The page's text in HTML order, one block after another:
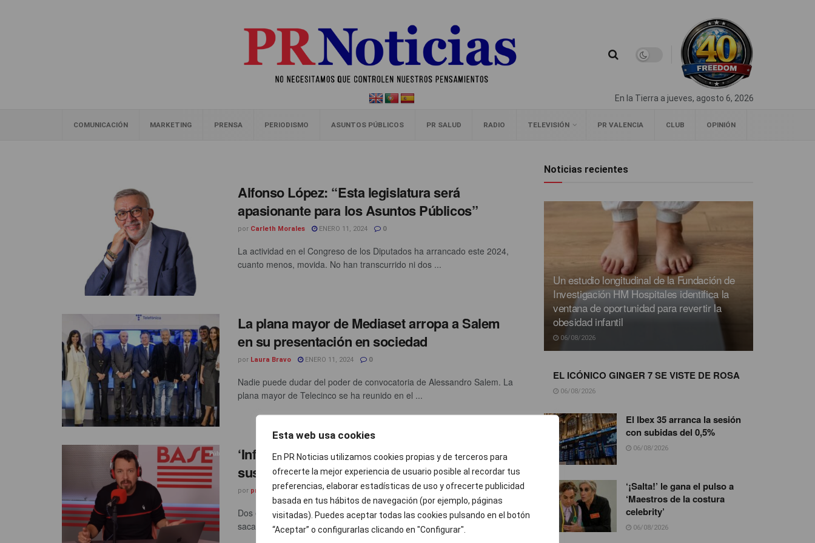
Esta web usa cookies
En PR Noticias utilizamos cookies propias y de terceros para
ofrecerte la mejor experiencia de usuario posible al recordar tus
preferencias, elaborar estadísticas de uso y ofrecerte publicidad
basada en tus hábitos de navegación (por ejemplo, páginas
visitadas). Puedes aceptar todas las cookies pulsando en el botón
“Aceptar” o configurarlas clicando en "Configurar".
En la Tierra a jueves, agosto 6, 2026
COMUNICACIÓN MARKETING PRENSA PERIODISMO ASUNTOS PÚBLICOS PR SALUD RADIO TELEVISIÓN PR VALENCIA CLUB OPINIÓN
Alfonso López: “Esta legislatura será
apasionante para los Asuntos Públicos”
por Carleth Morales ENERO 11, 2024 0
La actividad en el Congreso de los Diputados ha arrancado este 2024,
cuanto menos, movida. No han transcurrido ni dos ...
La plana mayor de Mediaset arropa a Salem
en su presentación en sociedad
por Laura Bravo ENERO 11, 2024 0
Nadie puede dudar del poder de convocatoria de Alessandro Salem. La
plana mayor de Telecinco se ha reunido en el ...
‘Infolibre’, ‘El Diario’, ‘Público’ y Prisa: airean
sus proveedores israelíes de contenidos
por prnoticias ENERO 11, 2024 0
Dos empresas de contenidos recomendados, Taboola y Outbrain, han
sacado a la luz lo que algunos consideran una “hipocresía” de ...
Noticias recientes
Un estudio longitudinal de la Fundación de
Investigación HM Hospitales identifica la
ventana de oportunidad para revertir la
obesidad infantil
06/08/2026
EL ICÓNICO GINGER 7 SE VISTE DE ROSA
06/08/2026
El Ibex 35 arranca la sesión
con subidas del 0,5%
06/08/2026
‘¡Salta!’ le gana el pulso a
‘Maestros de la costura
celebrity’
06/08/2026